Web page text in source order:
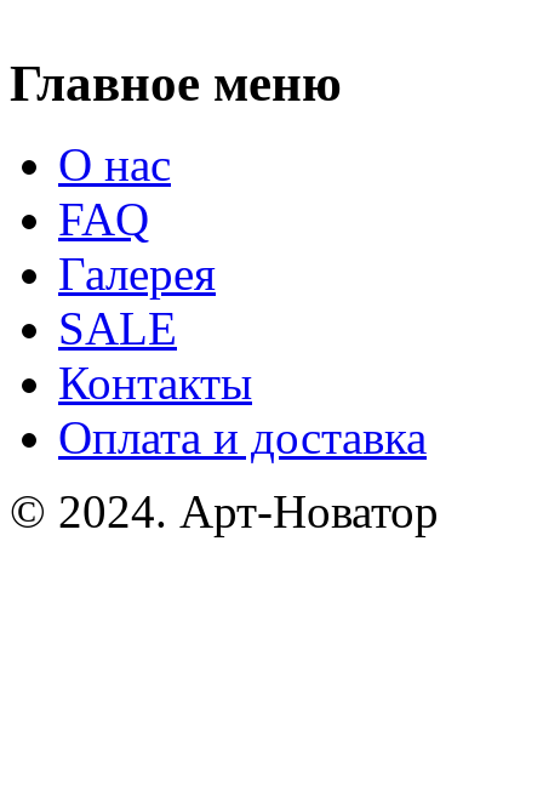
Главное меню
О нас
FAQ
Галерея
SALE
Контакты
Оплата и доставка
© 2024. Арт-Новатор